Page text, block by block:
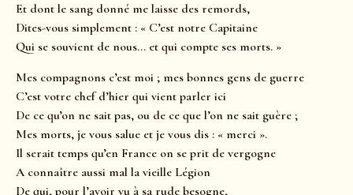
Et dont le sang donné me laisse des remords,
Dites-vous simplement : « C’est notre Capitaine
Qui se souvient de nous… et qui compte ses morts. »
Mes compagnons c’est moi ; mes bonnes gens de guerre
C’est votre chef d’hier qui vient parler ici
De ce qu’on ne sait pas, ou de ce que l’on ne sait guère ;
Mes morts, je vous salue et je vous dis : « merci ».
Il serait temps qu’en France on se prit de vergogne
A connaître aussi mal la vieille Légion
De qui, pour l’avoir vu à sa rude besogne,